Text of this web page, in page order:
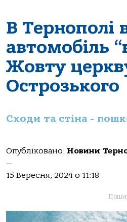
В Тернополі
автомобіль
Жовту
Острозького
Сходи та стіна -
Опубліковано: Новини
—
15 Вересня, 2024 о 11:18